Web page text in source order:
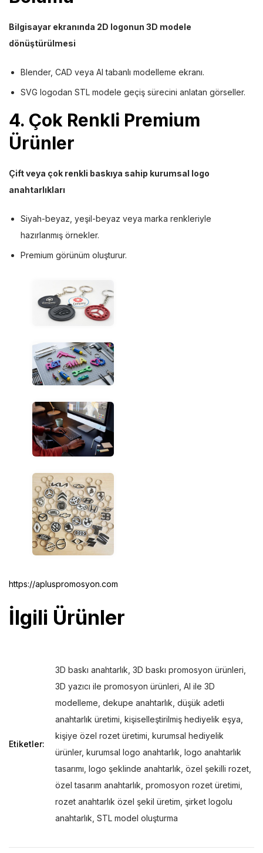
Bilgisayar ekranında 2D logonun 3D modele
dönüştürülmesi
Blender, CAD veya AI tabanlı modelleme ekranı.
SVG logodan STL modele geçiş sürecini anlatan görseller.
4. Çok Renkli Premium
Ürünler
Çift veya çok renkli baskıya sahip kurumsal logo
anahtarlıkları
Siyah-beyaz, yeşil-beyaz veya marka renkleriyle
hazırlanmış örnekler.
Premium görünüm oluşturur.
https://apluspromosyon.com
İlgili Ürünler
Etiketler:
3D baskı anahtarlık 3D baskı promosyon ürünleri
3D yazıcı ile promosyon ürünleri AI ile 3D
modelleme dekupe anahtarlık düşük adetli
anahtarlık üretimi kişiselleştirilmiş hediyelik eşya
kişiye özel rozet üretimi kurumsal hediyelik
ürünler, kurumsal logo anahtarlık logo anahtarlık
tasarımı logo şeklinde anahtarlık özel şekilli rozet
özel tasarım anahtarlık promosyon rozet üretimi
rozet anahtarlık özel şekil üretim şirket logolu
anahtarlık STL model oluşturma